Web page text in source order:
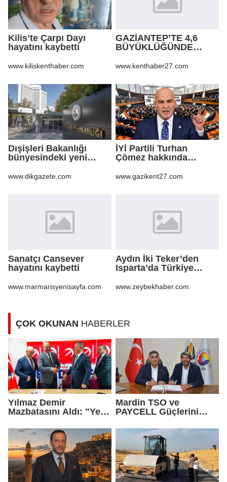
Kilis’te Çarpı Dayı
hayatını kaybetti
www.kiliskenthaber.com
GAZİANTEP’TE 4,6
BÜYÜKLÜĞÜNDE
www.kenthaber27.com
Dışişleri Bakanlığı
bünyesindeki yeni
Gazete'de
www.dikgazete.com
İYİ Partili Turhan
Çömez hakkında
www.gazikent27.com
Sanatçı Cansever
hayatını kaybetti
www.marmarisyenisayfa.com
Aydın İki Teker’den
Isparta’da Türkiye
Altuntaş, sporcuları
www.zeybekhaber.com
ÇOK OKUNAN HABERLER
Yılmaz Demir
Mazbatasını Aldı: "Yeni
Geldik"
Mardin TSO ve
PAYCELL Güçlerini